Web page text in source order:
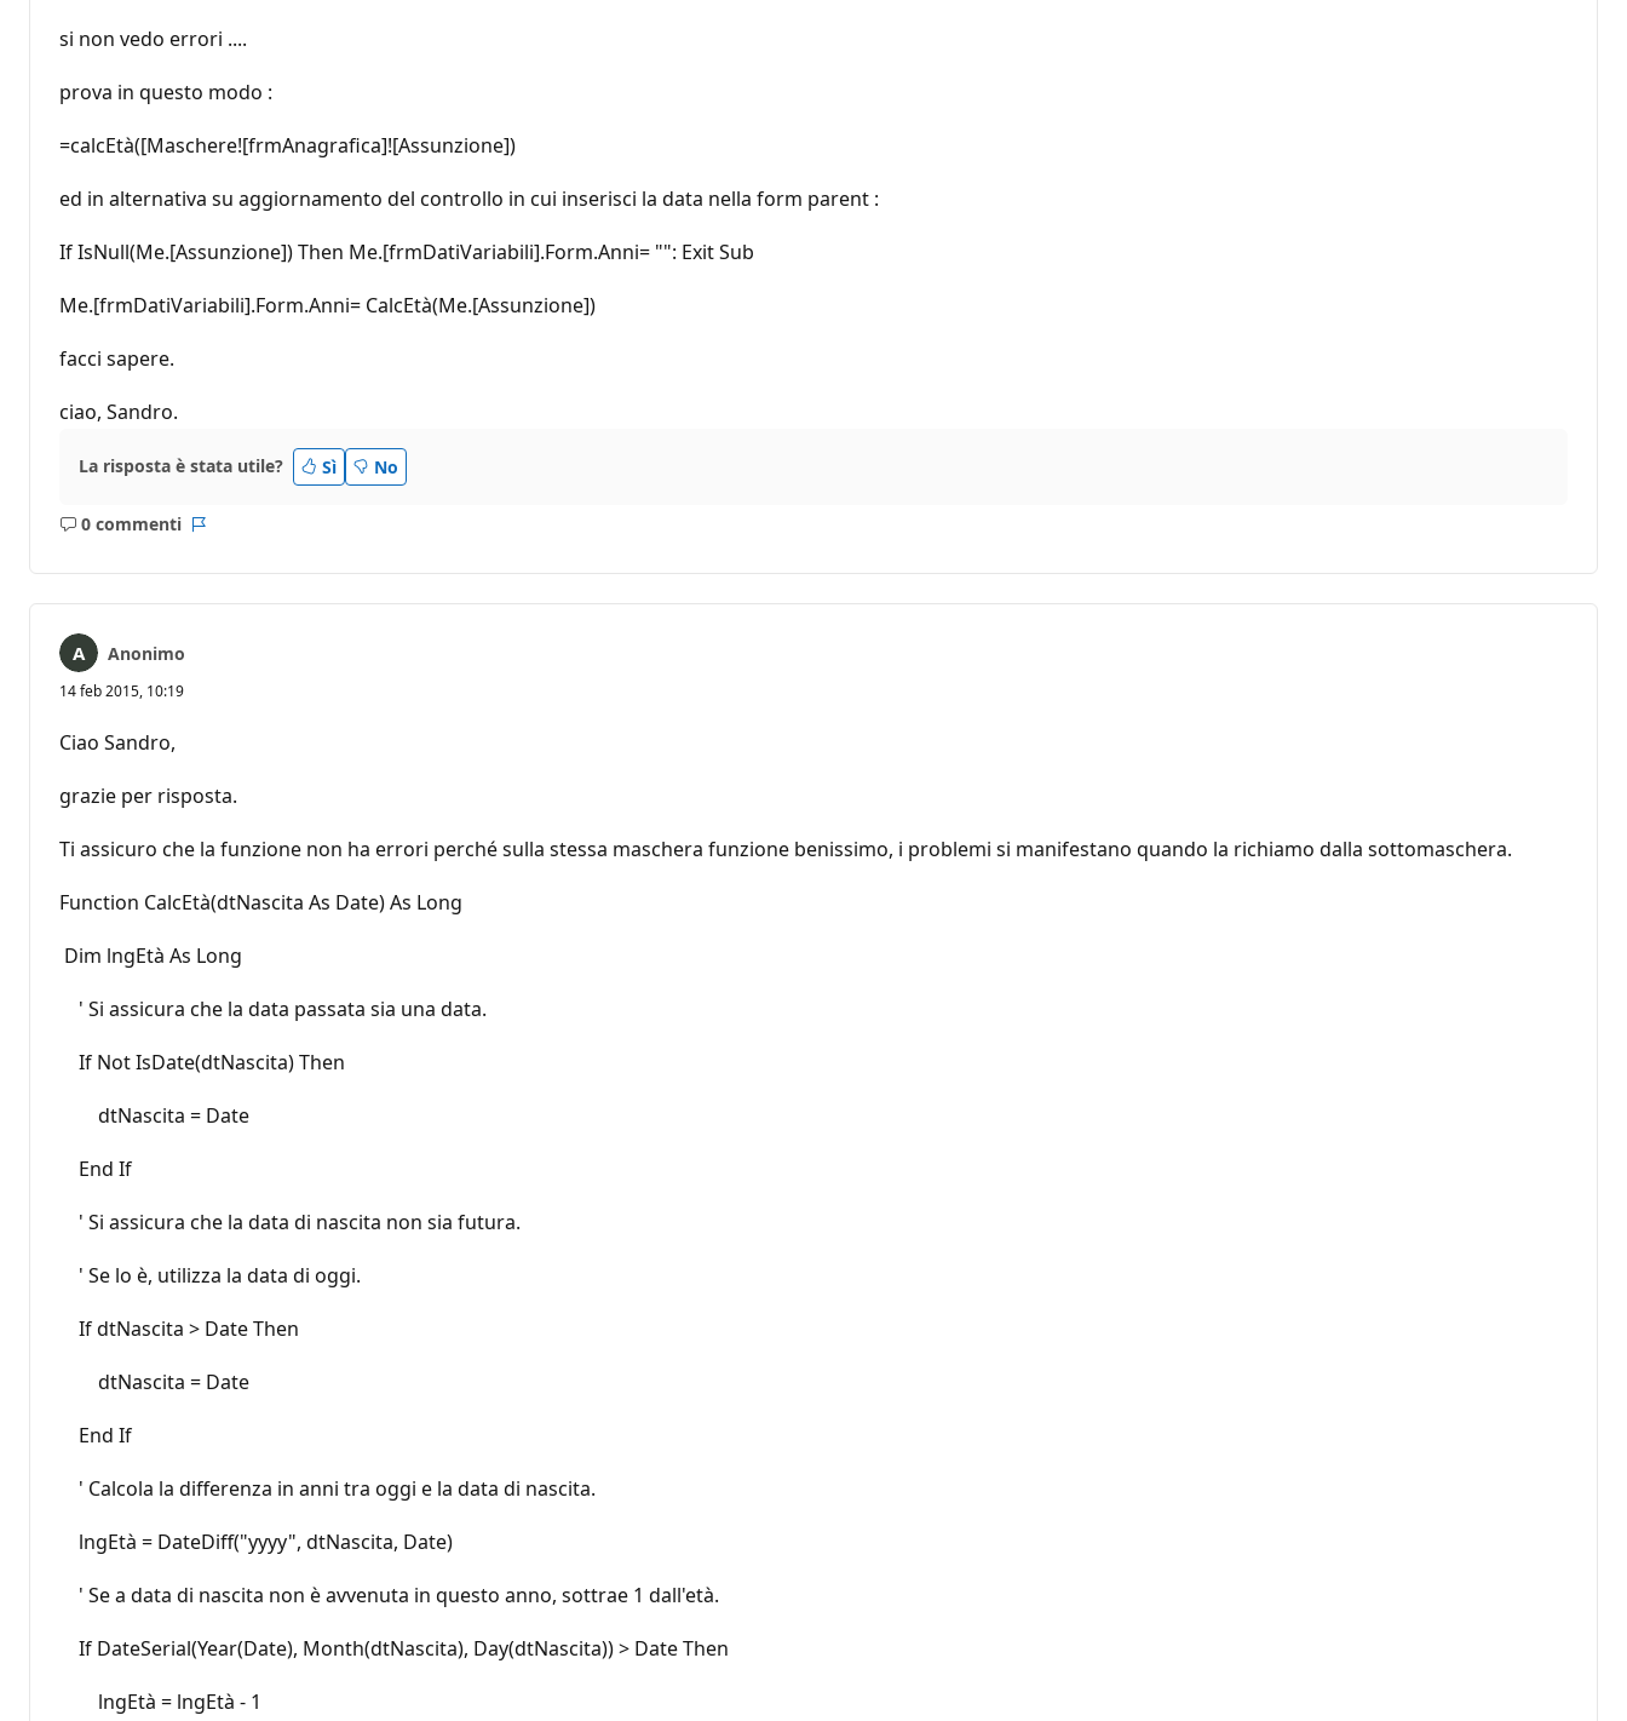
si non vedo errori ....
prova in questo modo :
=calcEtà([Maschere![frmAnagrafica]![Assunzione])
ed in alternativa su aggiornamento del controllo in cui inserisci la data nella form parent :
If IsNull(Me.[Assunzione]) Then Me.[frmDatiVariabili].Form.Anni= "": Exit Sub
Me.[frmDatiVariabili].Form.Anni= CalcEtà(Me.[Assunzione])
facci sapere.
ciao, Sandro.
La risposta è stata utile? Sì No
0 commenti
Nessun
Anonimo
14 feb 2015, 10:19
Ciao Sandro,
grazie per risposta.
Ti assicuro che la funzione non ha errori perché sulla stessa maschera funzione benissimo, i problemi si manifestano quando la richiamo dalla sottomaschera.
Function CalcEtà(dtNascita As Date) As Long
Dim lngEtà As Long
' Si assicura che la data passata sia una data.
If Not IsDate(dtNascita) Then
dtNascita = Date
End If
' Si assicura che la data di nascita non sia futura.
' Se lo è, utilizza la data di oggi.
If dtNascita > Date Then
dtNascita = Date
End If
' Calcola la differenza in anni tra oggi e la data di nascita.
lngEtà = DateDiff("yyyy", dtNascita, Date)
' Se a data di nascita non è avvenuta in questo anno, sottrae 1 dall'età.
If DateSerial(Year(Date), Month(dtNascita), Day(dtNascita)) > Date Then
lngEtà = lngEtà - 1